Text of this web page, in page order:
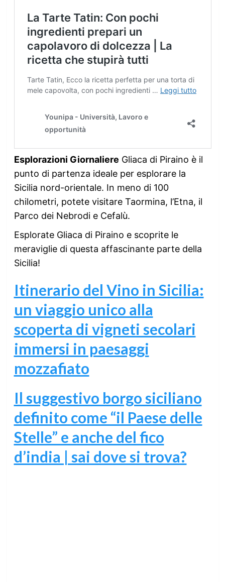
Esplorazioni Giornaliere Gliaca di Piraino è il
punto di partenza ideale per esplorare la
Sicilia nord-orientale. In meno di 100
chilometri, potete visitare Taormina, l’Etna, il
Parco dei Nebrodi e Cefalù.
Esplorate Gliaca di Piraino e scoprite le
meraviglie di questa affascinante parte della
Sicilia!
Itinerario del Vino in Sicilia:
un viaggio unico alla
scoperta di vigneti secolari
immersi in paesaggi
mozzafiato
Il suggestivo borgo siciliano
definito come “il Paese delle
Stelle” e anche del fico
d’india | sai dove si trova?